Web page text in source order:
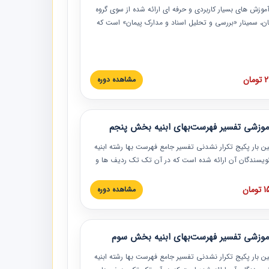
های بسیار کاربردی و حرفه‏ ای ارائه شده از سوی گروه
سمینار «بررسی و تحلیل اسناد و مدارک پیمان» است که
این خصوص ارائه شده است.
مشاهده دوره
تفسیر فهرست‌بهای ابنیه بخش پنجم
بار پکیج تکرار نشدنی تفسیر جامع فهرست بها رشته ابنیه
نویسندگان آن ارائه شده است که در آن تک تک ردیف ها و
و به همراه تصاویر عملیات اجرایی مرتبط با ردیف های
بها ارائه شده است. این دوره با کلام مهندس
مدیر پروژه مهندسی مشاور در امر بازنگری فهرست
حال فعالیت هستند حتما توصیه می کنیم از مطالب این
نمایند.
مشاهده دوره
تفسیر فهرست‌بهای ابنیه بخش سوم
بار پکیج تکرار نشدنی تفسیر جامع فهرست بها رشته ابنیه